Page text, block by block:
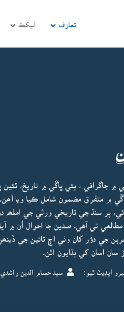
تعارف ليکڪ
جاگرافي ، ٻئي ڀاڱي ۾ تاريخ، ٽئين
۾ متفرق مضمون شامل ڪيا ويا آھن.
پر سنڌ جي تاريخي ورثي جي املھہ
تي آهي. صدين جا احوال اُن ۾
جي دؤر کان وٺي اڄ تائين جي
سان اسان کي ٻڌايون اٿن.
اپڊيٽ ٿيو: سيد حسام الدين راشدي